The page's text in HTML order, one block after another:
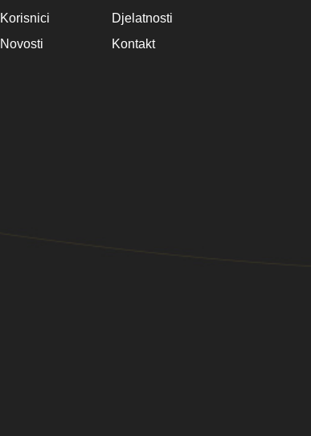
Korisnici
Djelatnosti
Novosti
Kontakt